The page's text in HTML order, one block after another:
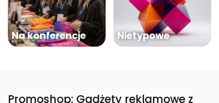
Na konferencje Nietypowe
Promoshop: Gadżety reklamowe z